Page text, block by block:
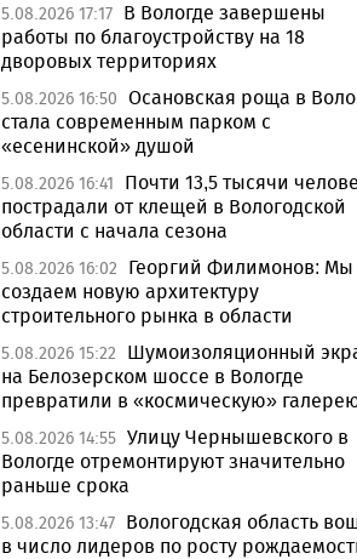
5.08.2026 17:17 В Вологде завершены
работы по благоустройству на 18
дворовых территориях
5.08.2026 16:50 Осановская роща в
стала современным парком с
«есенинской» душой
5.08.2026 16:41
Почти 13,5 тысячи
пострадали от клещей в Вологодской
области с начала сезона
5.08.2026 16:02
Георгий Филимонов: Мы
создаем новую архитектуру
строительного рынка в области
5.08.2026 15:22
Шумоизоляционный
на Белозерском шоссе в Вологде
превратили в «космическую»
5.08.2026 14:55 Улицу Чернышевского в
Вологде отремонтируют значительно
раньше срока
5.08.2026 13:47 Вологодская область
в число лидеров по росту